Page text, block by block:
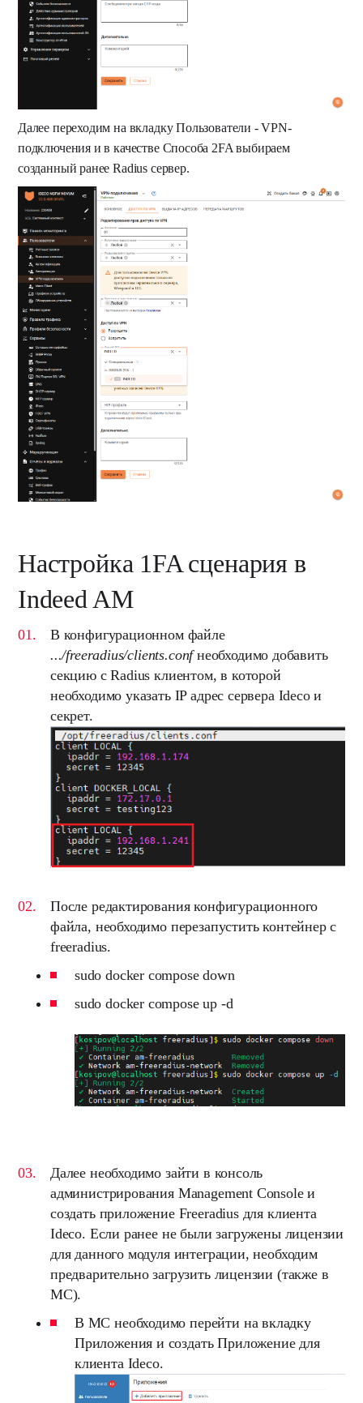
Далее переходим на вкладку Пользователи - VPN-
подключения и в качестве Способа 2FA выбираем
созданный ранее Radius сервер.
Настройка 1FA сценария в
Indeed AM
В конфигурационном файле
.../freeradius/clients.confнеобходимо добавить
секцию с Radius клиентом, в которой
необходимо указать IP адрес сервера Ideco и
секрет.
После редактирования конфигурационного
файла, необходимо перезапустить контейнер с
freeradius.
sudo docker compose down
sudo docker compose up -d
Далее необходимо зайти в консоль
администрирования Management Console и
создать приложение Freeradius для клиента
Ideco. Если ранее не были загружены лицензии
для данного модуля интеграции, необходим
предварительно загрузить лицензии (также в
MC).
В MC необходимо перейти на вкладку
Приложения и создать Приложение для
клиента Ideco.